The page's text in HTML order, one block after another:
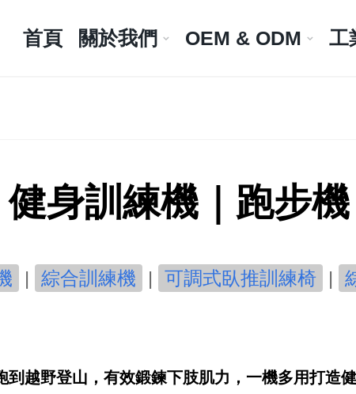
首頁 關於我們 OEM & ODM 工
健身訓練機｜跑步機
| 綜合訓練機 | 可調式臥推訓練椅 |
越野登山，有效鍛鍊下肢肌力，一機多用打造